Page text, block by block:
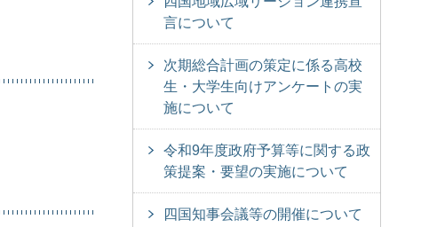
言について
次期総合計画の策定に係る高校
生・大学生向けアンケートの実
施について
令和9年度政府予算等に関する政
策提案・要望の実施について
四国知事会議等の開催について